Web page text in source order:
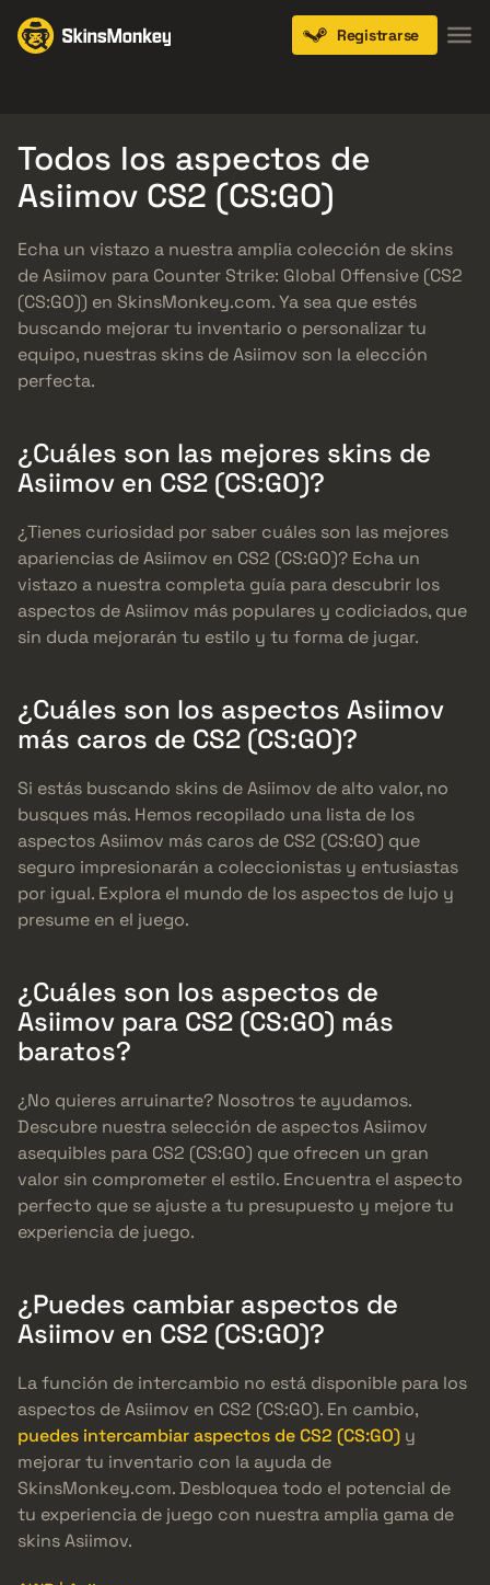
Registrarse
Todos los aspectos de
Asiimov CS2 (CS:GO)
Echa un vistazo a nuestra amplia colección de skins
de Asiimov para Counter Strike: Global Offensive (CS2
(CS:GO)) en SkinsMonkey.com. Ya sea que estés
buscando mejorar tu inventario o personalizar tu
equipo, nuestras skins de Asiimov son la elección
perfecta.
¿Cuáles son las mejores skins de
Asiimov en CS2 (CS:GO)?
¿Tienes curiosidad por saber cuáles son las mejores
apariencias de Asiimov en CS2 (CS:GO)? Echa un
vistazo a nuestra completa guía para descubrir los
aspectos de Asiimov más populares y codiciados, que
sin duda mejorarán tu estilo y tu forma de jugar.
¿Cuáles son los aspectos Asiimov
más caros de CS2 (CS:GO)?
Si estás buscando skins de Asiimov de alto valor, no
busques más. Hemos recopilado una lista de los
aspectos Asiimov más caros de CS2 (CS:GO) que
seguro impresionarán a coleccionistas y entusiastas
por igual. Explora el mundo de los aspectos de lujo y
presume en el juego.
¿Cuáles son los aspectos de
Asiimov para CS2 (CS:GO) más
baratos?
¿No quieres arruinarte? Nosotros te ayudamos.
Descubre nuestra selección de aspectos Asiimov
asequibles para CS2 (CS:GO) que ofrecen un gran
valor sin comprometer el estilo. Encuentra el aspecto
perfecto que se ajuste a tu presupuesto y mejore tu
experiencia de juego.
¿Puedes cambiar aspectos de
Asiimov en CS2 (CS:GO)?
La función de intercambio no está disponible para los
aspectos de Asiimov en CS2 (CS:GO). En cambio,
puedes intercambiar aspectos de CS2 (CS:GO) y
mejorar tu inventario con la ayuda de
SkinsMonkey.com. Desbloquea todo el potencial de
tu experiencia de juego con nuestra amplia gama de
skins Asiimov.